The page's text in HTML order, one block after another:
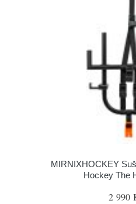
MIRNIXHOCKEY
Hockey The
2 990